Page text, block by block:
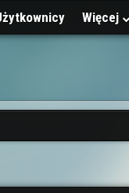
Więcej